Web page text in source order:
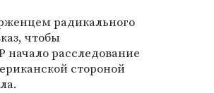
радикального
чтобы
расследование
стороной